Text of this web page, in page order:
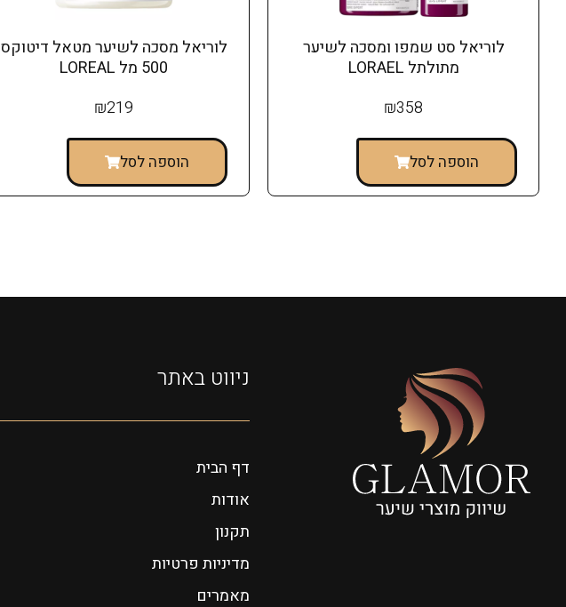
לוריאל סט שמפו ומסכה לשיער
מתולתל LORAEL
₪358
הוספה לסל
לוריאל מסכה לשיער מטאל דיטוקס
500 מל LOREAL
₪219
הוספה לסל
ניווט באתר
דף הבית
אודות
תקנון
מדיניות פרטיות
מאמרים